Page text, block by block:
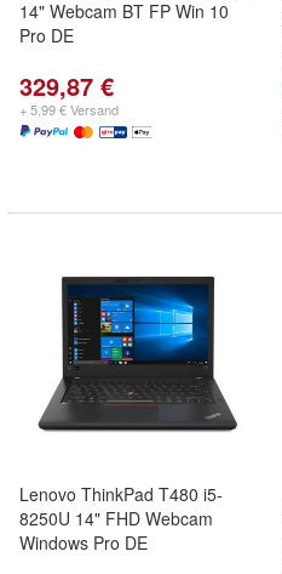
14" Webcam BT FP Win 10
Pro DE
329,87 €
+ 5,99 € Versand
Lenovo ThinkPad T480 i5-
8250U 14" FHD Webcam
Windows Pro DE